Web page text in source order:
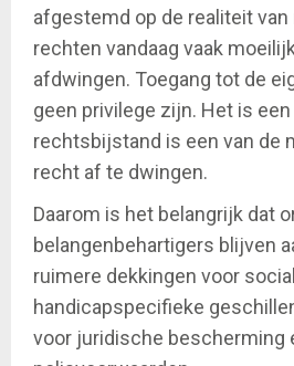
afgestemd op de realiteit
rechten vandaag vaak
afdwingen. Toegang tot de
geen privilege zijn. Het is
rechtsbijstand is een van de
recht af te dwingen.
Daarom is het belangrijk dat
belangenbehartigers blijven
ruimere dekkingen voor
handicapspecifieke
voor juridische bescherming